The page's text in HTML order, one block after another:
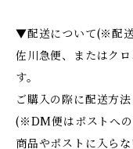
▼配送について(※配送
佐川急便、またはク
す。
ご購入の際に配送方法
(※DM便はポストへの
商品やポストに入ら